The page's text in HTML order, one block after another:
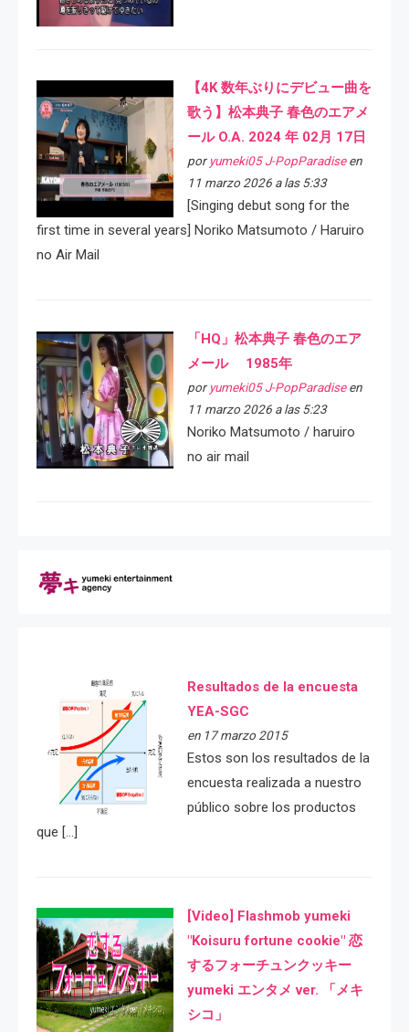
【4K 数年ぶりにデビュー曲を
歌う】松本典子 春色のエアメ
ール O.A. 2024 年 02月 17日
por yumeki05 J-PopParadiseen
11 marzo 2026 a las 5:33
[Singing debut song for the
first time in several years] Noriko Matsumoto / Haruiro
no Air Mail
「HQ」松本典子 春色のエア
メール 1985年
por yumeki05 J-PopParadiseen
11 marzo 2026 a las 5:23
Noriko Matsumoto / haruiro
no air mail
Resultados de la encuesta
YEA-SGC
en 17 marzo 2015
Estos son los resultados de la
encuesta realizada a nuestro
público sobre los productos
que […]
[Video] Flashmob yumeki
"Koisuru fortune cookie" 恋
するフォーチュンクッキー
yumeki エンタメ ver. 「メキ
シコ」